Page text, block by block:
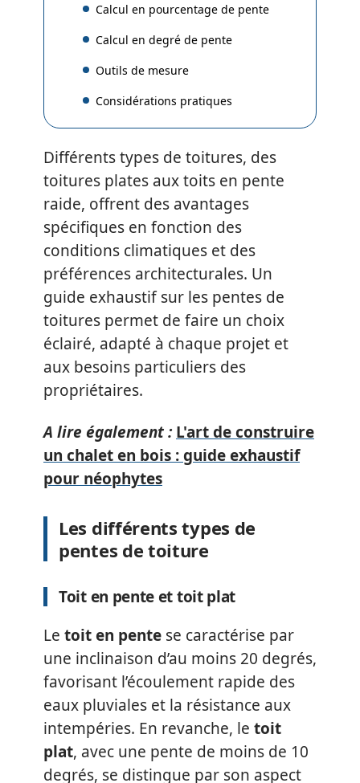
Calcul en pourcentage de pente
Calcul en degré de pente
Outils de mesure
Considérations pratiques
Différents types de toitures, des
toitures plates aux toits en pente
raide, offrent des avantages
spécifiques en fonction des
conditions climatiques et des
préférences architecturales. Un
guide exhaustif sur les pentes de
toitures permet de faire un choix
éclairé, adapté à chaque projet et
aux besoins particuliers des
propriétaires.
A lire également : L'art de construire
un chalet en bois : guide exhaustif
pour néophytes
Les différents types de
pentes de toiture
Toit en pente et toit plat
Le toit en pente se caractérise par
une inclinaison d’au moins 20 degrés,
favorisant l’écoulement rapide des
eaux pluviales et la résistance aux
intempéries. En revanche, le toit
plat, avec une pente de moins de 10
degrés, se distingue par son aspect